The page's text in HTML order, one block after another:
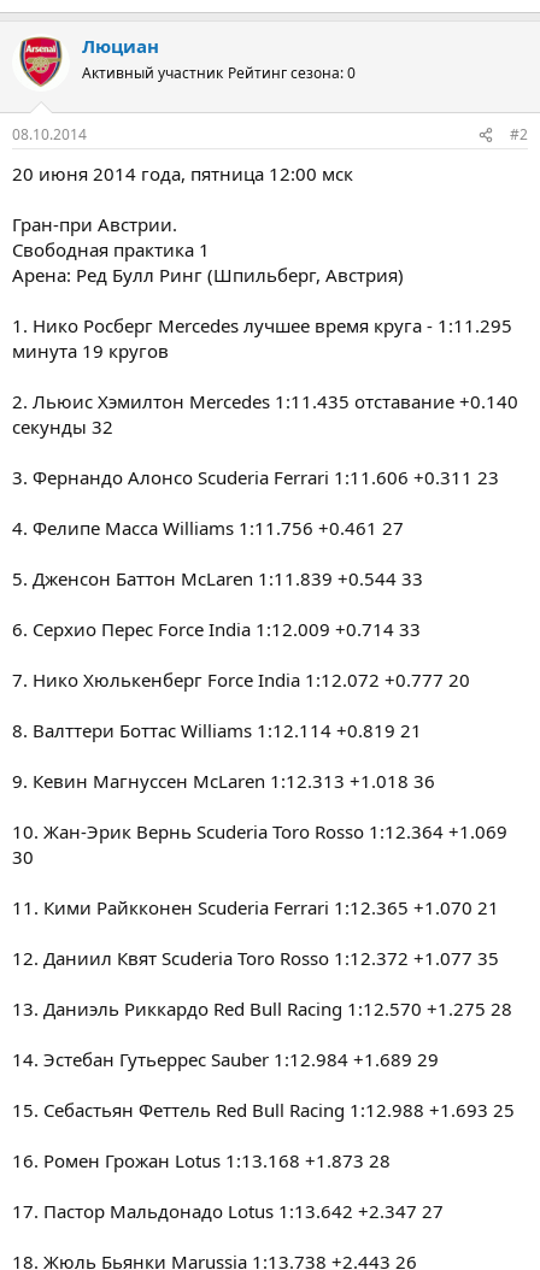
Люциан
Активный участник Рейтинг сезона: 0
08.10.2014 #2
20 июня 2014 года, пятница 12:00 мск
Гран-при Австрии.
Свободная практика 1
Арена: Ред Булл Ринг (Шпильберг, Австрия)
1. Нико Росберг Mercedes лучшее время круга - 1:11.295
минута 19 кругов
2. Льюис Хэмилтон Mercedes 1:11.435 отставание +0.140
секунды 32
3. Фернандо Алонсо Scuderia Ferrari 1:11.606 +0.311 23
4. Фелипе Масса Williams 1:11.756 +0.461 27
5. Дженсон Баттон McLaren 1:11.839 +0.544 33
6. Серхио Перес Force India 1:12.009 +0.714 33
7. Нико Хюлькенберг Force India 1:12.072 +0.777 20
8. Валттери Боттас Williams 1:12.114 +0.819 21
9. Кевин Магнуссен McLaren 1:12.313 +1.018 36
10. Жан-Эрик Вернь Scuderia Toro Rosso 1:12.364 +1.069
30
11. Кими Райкконен Scuderia Ferrari 1:12.365 +1.070 21
12. Даниил Квят Scuderia Toro Rosso 1:12.372 +1.077 35
13. Даниэль Риккардо Red Bull Racing 1:12.570 +1.275 28
14. Эстебан Гутьеррес Sauber 1:12.984 +1.689 29
15. Себастьян Феттель Red Bull Racing 1:12.988 +1.693 25
16. Ромен Грожан Lotus 1:13.168 +1.873 28
17. Пастор Мальдонадо Lotus 1:13.642 +2.347 27
18. Жюль Бьянки Marussia 1:13.738 +2.443 26